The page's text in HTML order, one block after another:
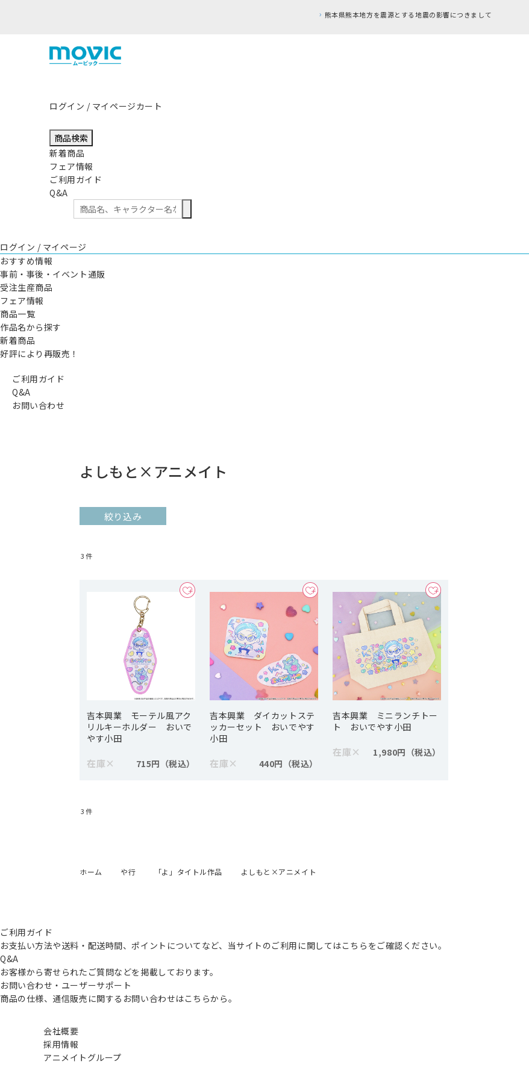
ログイン / マイページカート
商品検索
新着商品
フェア情報
ご利用ガイド
Q&A
ログイン / マイページ
おすすめ情報
事前・事後・イベント通販
受注生産商品
フェア情報
商品一覧
作品名から探す
新着商品
好評により再販売！
ご利用ガイド
Q&A
お問い合わせ
よしもと×アニメイト
絞り込み
3件
吉本興業 モーテル風アク
リルキーホルダー おいで
やす小田
在庫× 715円
吉本興業 ダイカットステ
ッカーセット おいでやす
小田
在庫× 440円
吉本興業 ミニランチトー
ト おいでやす小田
在庫× 1,980円
3件
ホーム や行 「よ」タイトル作品 よしもと×アニメイト
ご利用ガイド
お支払い方法や送料・配送時間、ポイントについてなど、当サイトのご利用に関してはこちらをご確認ください。
Q&A
お客様から寄せられたご質問などを掲載しております。
お問い合わせ・ユーザーサポート
商品の仕様、通信販売に関するお問い合わせはこちらから。
会社概要
採用情報
アニメイトグループ